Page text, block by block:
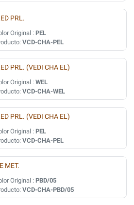
PRL.
Original : PEL
VCD-CHA-PEL
PRL. (VEDI CHA EL)
Original :WEL
VCD-CHA-WEL
PRL. (VEDI CHA EL)
Original : PEL
VCD-CHA-PEL
MET.
Original : PBD/05
VCD-CHA-PBD/05